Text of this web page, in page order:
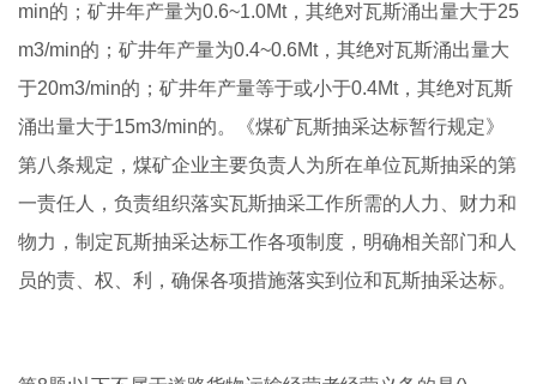
min的；矿井年产量为0.6~1.0Mt，其绝对瓦斯涌出量大于25
m3/min的；矿井年产量为0.4~0.6Mt，其绝对瓦斯涌出量大
于20m3/min的；矿井年产量等于或小于0.4Mt，其绝对瓦斯
涌出量大于15m3/min的。《煤矿瓦斯抽采达标暂行规定》
第八条规定，煤矿企业主要负责人为所在单位瓦斯抽采的第
一责任人，负责组织落实瓦斯抽采工作所需的人力、财力和
物力，制定瓦斯抽采达标工作各项制度，明确相关部门和人
员的责、权、利，确保各项措施落实到位和瓦斯抽采达标。